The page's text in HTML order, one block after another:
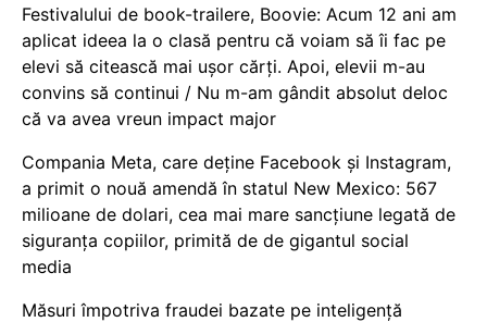
Festivalului de book-trailere, Boovie: Acum 12 ani am
aplicat ideea la o clasă pentru că voiam să îi fac pe
elevi să citească mai ușor cărți. Apoi, elevii m-au
convins să continui / Nu m-am gândit absolut deloc
că va avea vreun impact major
Compania Meta, care deține Facebook și Instagram,
a primit o nouă amendă în statul New Mexico: 567
milioane de dolari, cea mai mare sancțiune legată de
siguranța copiilor, primită de de gigantul social
media
Măsuri împotriva fraudei bazate pe inteligență